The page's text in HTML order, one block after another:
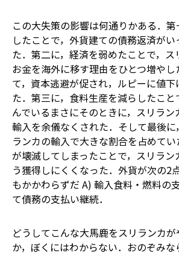
この大失策の影響は何通りかある．
したことで，外貨建ての債務返済が
た．第二に，経済を弱めたことで，
お金を海外に移す理由をひとつ増やし
て，資本逃避が促され，ルピーに値下
た．第三に，食料生産を減らしたこ
んでいるまさにそのときに，スリラ
輸入を余儀なくされた．そして最後に
ランカの輸入で大きな割合を占めて
が壊滅してしまったことで，スリラン
う獲得しにくくなった．外貨が次の2
もかかわらずだ―― A) 輸入食料・燃料
て債務の支払い継続．
どうしてこんな大馬鹿をスリランカ
か，ぼくにはわからない．おのぞみ